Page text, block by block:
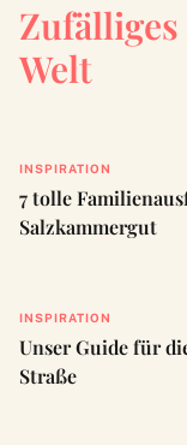
Welt
INSPIRATION
7 tolle
Salzkammergut
INSPIRATION
Unser Guide für
Straße